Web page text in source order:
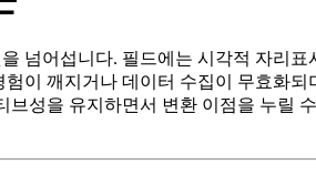
넘어섭니다. 필드에는 시각적 자리
이 깨지거나 데이터 수집이 무효화
성을 유지하면서 변환 이점을 누릴